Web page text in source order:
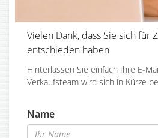
Vielen Dank, dass Sie sich für
entschieden haben
Hinterlassen Sie einfach Ihre E-
Verkaufsteam wird sich in Kürze
Name